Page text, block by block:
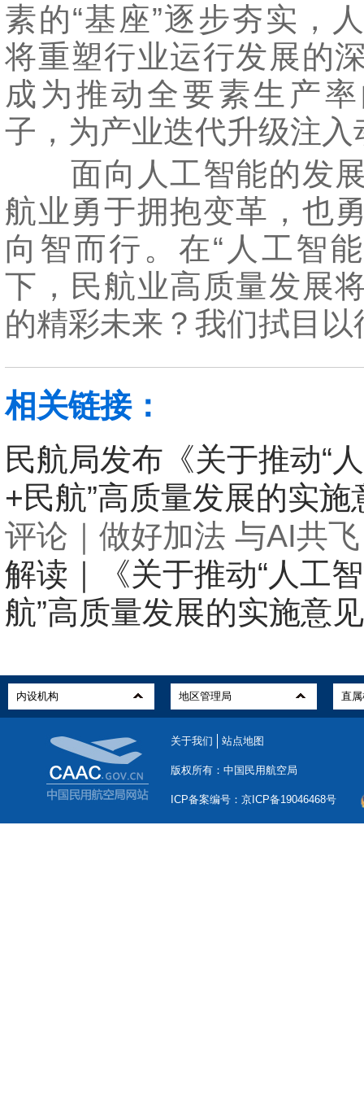
素的“基座”逐步夯实，
将重塑行业运行发展的
成为推动全要素生产
子，为产业迭代升级注入
面向人工智能的发展
航业勇于拥抱变革，也
向智而行。在“人工智
下，民航业高质量发展
的精彩未来？我们拭目以
相关链接：
民航局发布《关于推动“
+民航”高质量发展的实施
评论｜做好加法 与AI共飞
解读｜《关于推动“人工
航”高质量发展的实施意
关于我们 站点地图
版权所有：中国民用航空局
ICP备案编号：京ICP备19046468号